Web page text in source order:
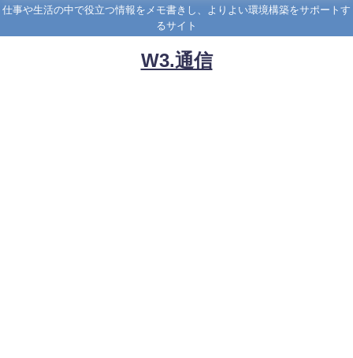
仕事や生活の中で役立つ情報をメモ書きし、よりよい環境構築をサポートす
るサイト
W3.通信